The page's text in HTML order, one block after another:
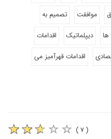
موافقت
تصمیم به
دیپلماتیک
اقدامات
اقدامات قهرآمیز می
( ۷ )